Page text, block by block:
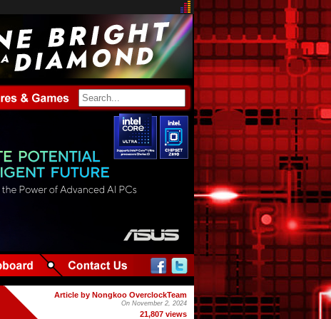
Article by Nongkoo OverclockTeam
On November 2, 2024
21,807 views